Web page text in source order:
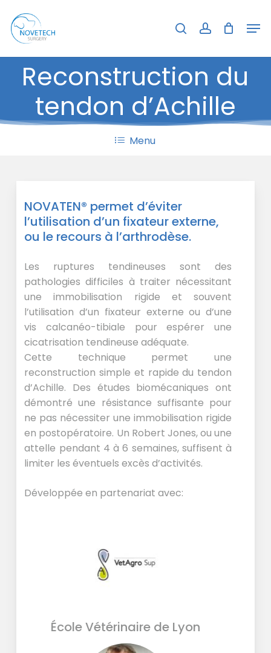
main
searchaccount
Panier Close
Cart
Reconstruction du
tendon d’Achille
Menu
NOVATEN® permet d’éviter
l’utilisation d’un fixateur externe,
ou le recours à l’arthrodèse.
Les ruptures tendineuses sont des
pathologies difficiles à traiter nécessitant
une immobilisation rigide et souvent
l’utilisation d’un fixateur externe ou d’une
vis calcanéo-tibiale pour espérer une
cicatrisation tendineuse adéquate.
Cette technique permet une
reconstruction simple et rapide du tendon
d’Achille. Des études biomécaniques ont
démontré une résistance suffisante pour
ne pas nécessiter une immobilisation rigide
en postopératoire. Un Robert Jones, ou une
attelle pendant 4 à 6 semaines, suffisent à
limiter les éventuels excès d’activités.
Développée en partenariat avec:
École Vétérinaire de Lyon